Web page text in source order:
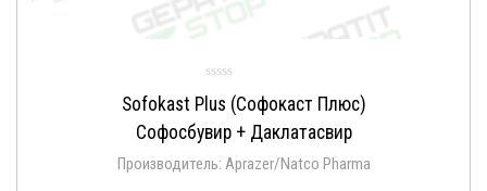
Sofokast Plus (Софокаст Плюс)
Софосбувир + Даклатасвир
Производитель: Aprazer/Natco Pharma